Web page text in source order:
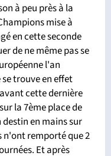
à peu près à la
mise à
en cette seconde
de ne même pas se
l'an
trouve en effet
cette dernière
la 7ème place de
en mains sur
n'ont remporté que 2
Et après